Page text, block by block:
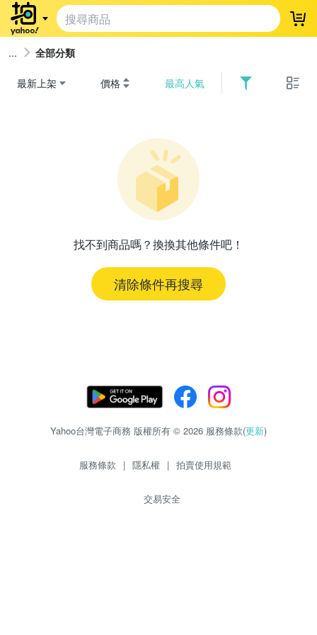
登
全部分類
最新上架 價格 最高人氣
找不到商品嗎？換換其他條件吧！
清除條件再搜尋
Yahoo台灣電子商務 版權所有 © 2026 服務條款(更新)
服務條款 | 隱私權 | 拍賣使用規範
交易安全